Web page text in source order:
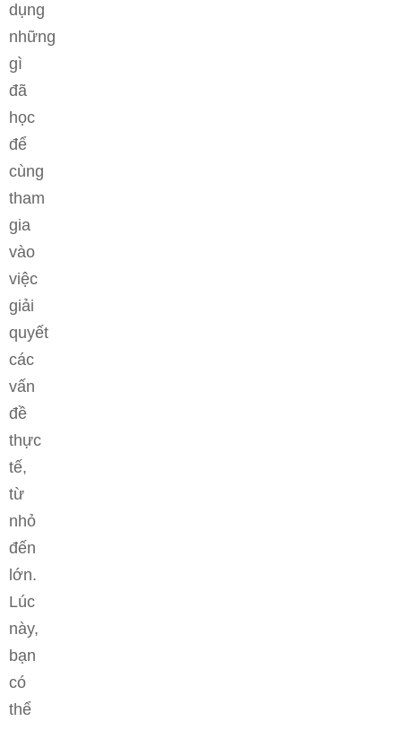
dụng
những
gì
đã
học
để
cùng
tham
gia
vào
việc
giải
quyết
các
vấn
đề
thực
tế,
từ
nhỏ
đến
lớn.
Lúc
này,
bạn
có
thể